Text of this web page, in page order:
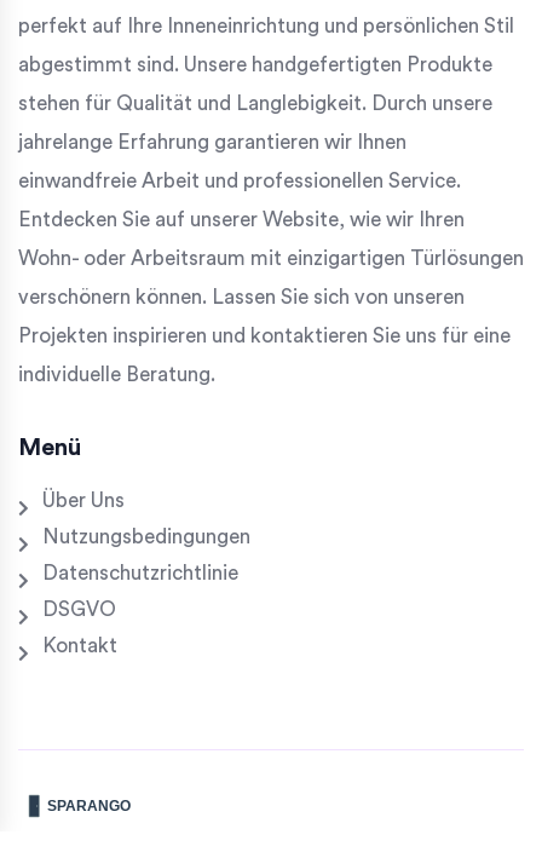
perfekt auf Ihre Inneneinrichtung und persönlichen Stil
abgestimmt sind. Unsere handgefertigten Produkte
stehen für Qualität und Langlebigkeit. Durch unsere
jahrelange Erfahrung garantieren wir Ihnen
einwandfreie Arbeit und professionellen Service.
Entdecken Sie auf unserer Website, wie wir Ihren
Wohn- oder Arbeitsraum mit einzigartigen Türlösungen
verschönern können. Lassen Sie sich von unseren
Projekten inspirieren und kontaktieren Sie uns für eine
individuelle Beratung.
Menü
Über Uns
Nutzungsbedingungen
Datenschutzrichtlinie
DSGVO
Kontakt